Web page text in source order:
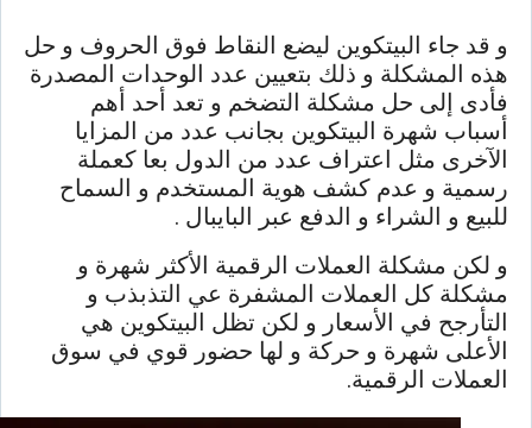
و قد جاء البيتكوين ليضع النقاط فوق الحروف و حل
هذه المشكلة و ذلك بتعيين عدد الوحدات المصدرة
فأدى إلى حل مشكلة التضخم و تعد أحد أهم
أسباب شهرة البيتكوين بجانب عدد من المزايا
الآخرى مثل اعتراف عدد من الدول بعا كعملة
رسمية و عدم كشف هوية المستخدم و السماح
للبيع و الشراء و الدفع عبر البايبال .
و لكن مشكلة العملات الرقمية الأكثر شهرة و
مشكلة كل العملات المشفرة عي التذبذب و
التأرجح في الأسعار و لكن تظل البيتكوين هي
الأعلى شهرة و حركة و لها حضور قوي في سوق
العملات الرقمية.